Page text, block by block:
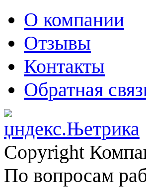
О компании
Отзывы
Контакты
Обратная
Copyright
По вопросам